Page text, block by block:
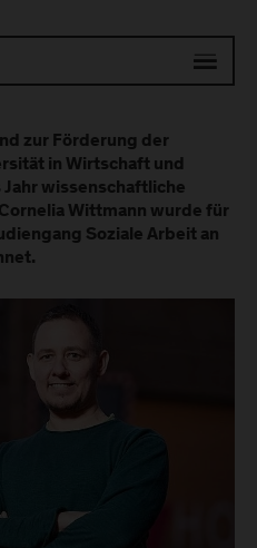
zur Förderung der
in Wirtschaft und
wissenschaftliche
Wittmann wurde für
Soziale Arbeit an